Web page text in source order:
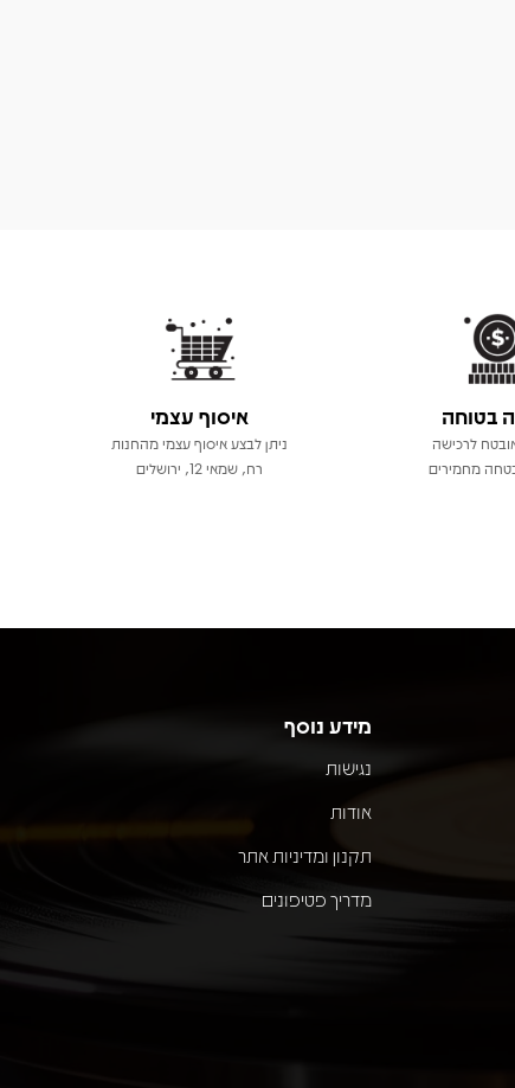
בטוחה
לרכישה
מחמירים
איסוף עצמי
ניתן לבצע איסוף עצמי מהחנות
רח, שמאי 12, ירושלים
מידע נוסף
נגישות
אודות
תקנון ומדיניות אתר
מדריך פטיפונים